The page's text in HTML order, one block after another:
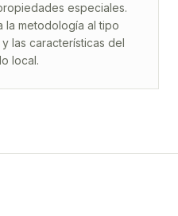
especiales.
la metodología al tipo
las características del
local.